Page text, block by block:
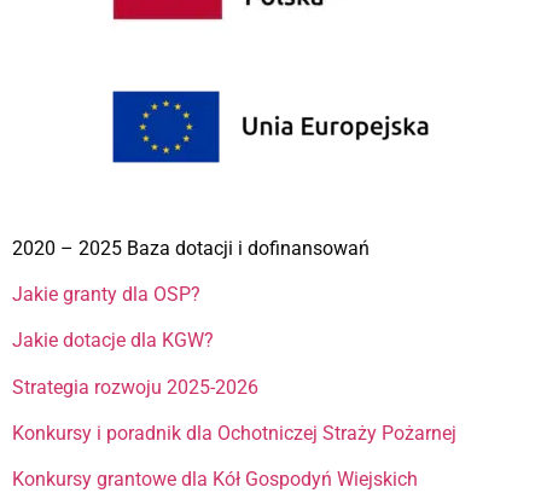
2020 – 2025 Baza dotacji i dofinansowań
Jakie granty dla OSP?
Jakie dotacje dla KGW?
Strategia rozwoju 2025-2026
Konkursy i poradnik dla Ochotniczej Straży Pożarnej
Konkursy grantowe dla Kół Gospodyń Wiejskich